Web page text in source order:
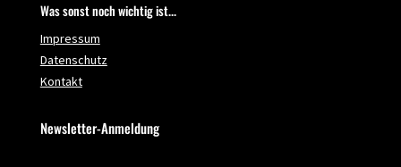
Was sonst noch wichtig ist...
Impressum
Datenschutz
Kontakt
Newsletter-Anmeldung